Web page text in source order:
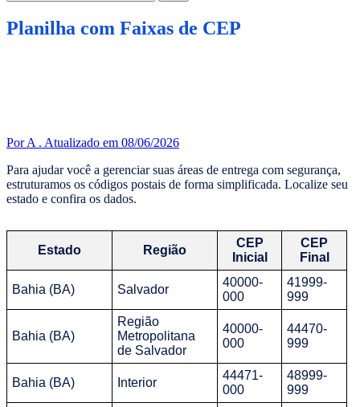
Planilha com Faixas de CEP
Por A . Atualizado em 08/06/2026
Para ajudar você a gerenciar suas áreas de entrega com segurança,
estruturamos os códigos postais de forma simplificada. Localize seu
estado e confira os dados.
Estado Região
CEP
Inicial
CEP
Final
Bahia (BA) Salvador
40000-
000
41999-
999
Bahia (BA)
Região
Metropolitana
de Salvador
40000-
000
44470-
999
Bahia (BA) Interior
44471-
000
48999-
999